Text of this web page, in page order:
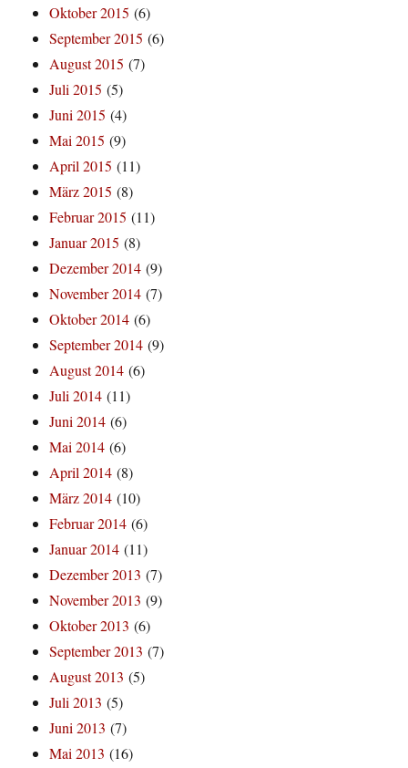
Oktober 2015 (6)
September 2015 (6)
August 2015 (7)
Juli 2015 (5)
Juni 2015 (4)
Mai 2015 (9)
April 2015 (11)
März 2015 (8)
Februar 2015 (11)
Januar 2015 (8)
Dezember 2014 (9)
November 2014 (7)
Oktober 2014 (6)
September 2014 (9)
August 2014 (6)
Juli 2014 (11)
Juni 2014 (6)
Mai 2014 (6)
April 2014 (8)
März 2014 (10)
Februar 2014 (6)
Januar 2014 (11)
Dezember 2013 (7)
November 2013 (9)
Oktober 2013 (6)
September 2013 (7)
August 2013 (5)
Juli 2013 (5)
Juni 2013 (7)
Mai 2013 (16)